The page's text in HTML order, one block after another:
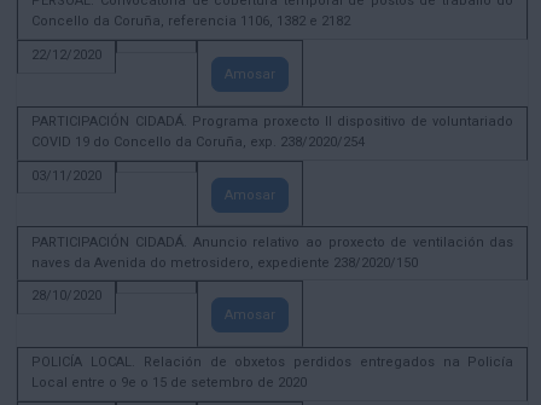
Concello da Coruña, referencia 1106, 1382 e 2182
22/12/2020
Amosar
PARTICIPACIÓN CIDADÁ. Programa proxecto II dispositivo de voluntariado
COVID 19 do Concello da Coruña, exp. 238/2020/254
03/11/2020
Amosar
PARTICIPACIÓN CIDADÁ. Anuncio relativo ao proxecto de ventilación das
naves da Avenida do metrosidero, expediente 238/2020/150
28/10/2020
Amosar
POLICÍA LOCAL. Relación de obxetos perdidos entregados na Policía
Local entre o 9e o 15 de setembro de 2020